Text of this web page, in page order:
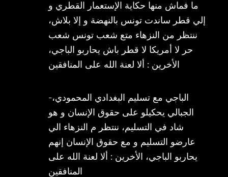
ما فماش منها حكاية الإستعمار القطري و
إلي قطر ساندت تونس بالنهضة و إلا بلاش،
ننتظر من النزهاء متع شعب تونس شعب
حر لا أمريكا لا قطر باش يحاربو الباجي،
الأخرين : ألا لعنة الله على المنافقين
-الباجي مع تسليم البغدادي المحمودي،
الجبالي يحكيلو على حقوق الإنسان و هو
شاد في التسليم، ننتظر م النزهاء الي
عارضو التسليم و مع حقوق الإنسان إنهم
يحاربو الباجي، الأخرين : ألا لعنة الله على
المنافقين